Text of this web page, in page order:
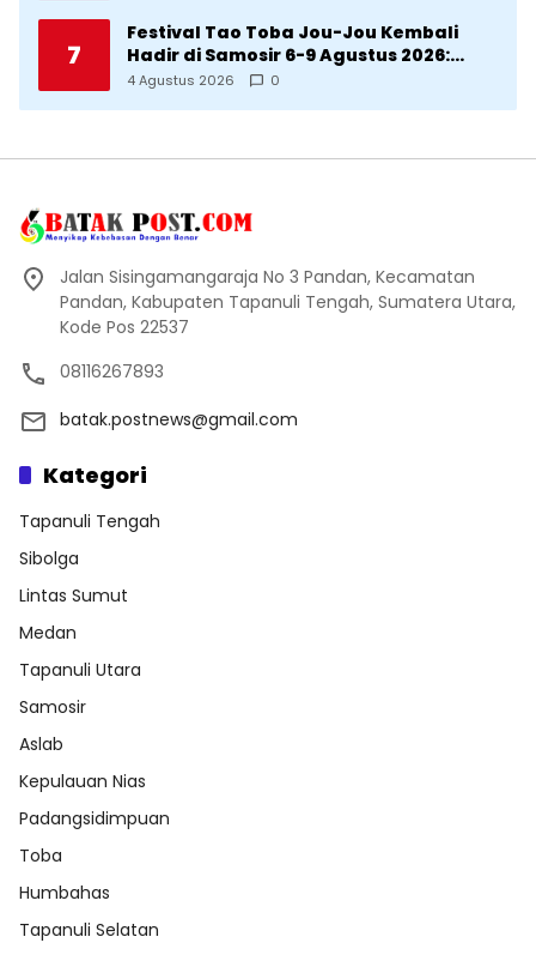
7
Festival Tao Toba Jou-Jou Kembali
Hadir di Samosir 6-9 Agustus 2026:
Datang Saksikan Kemeriahan dan Raih
4 Agustus 2026 0
Jalan Sisingamangaraja No 3 Pandan, Kecamatan
Pandan, Kabupaten Tapanuli Tengah, Sumatera Utara,
Kode Pos 22537
08116267893
batak.postnews@gmail.com
Kategori
Tapanuli Tengah
Sibolga
Lintas Sumut
Medan
Tapanuli Utara
Samosir
Aslab
Kepulauan Nias
Padangsidimpuan
Toba
Humbahas
Tapanuli Selatan